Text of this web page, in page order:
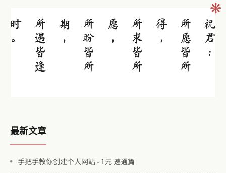
❋
祝君：
所
愿
皆
所
得
，
所
求
皆
所
愿
，
所
盼
皆
所
期
，
所
遇
皆
逢
时
。
最新文章
手把手教你创建个人网站 - 1元 速通篇